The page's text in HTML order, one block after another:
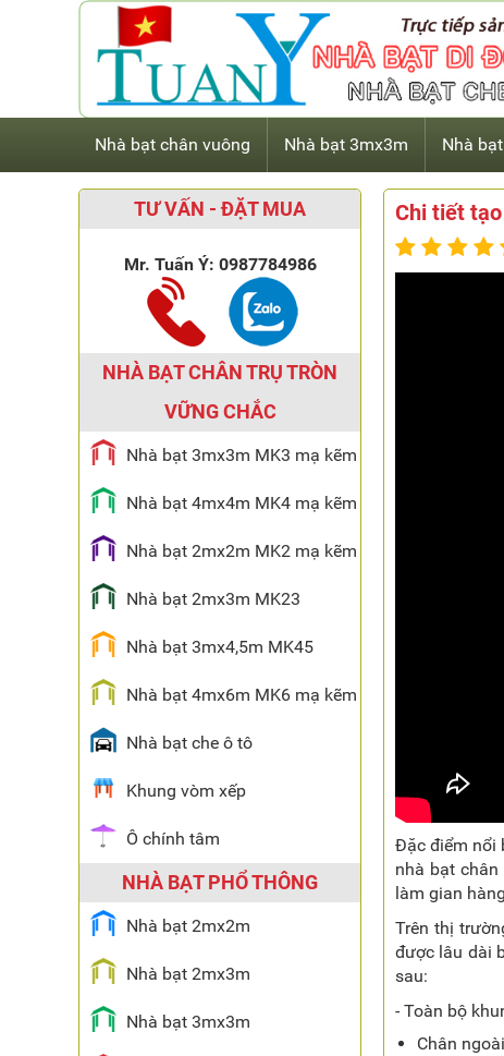
Nhà bạt chân vuông Nhà bạt 3mx3m Nhà
Chi tiết
Đặc điểm nổi
nhà bạt
làm gian
Trên thị
được lâu dài
sau:
- Toàn bộ
Chân
TƯ VẤN - ĐẶT MUA
Mr. Tuấn Ý: 0987784986
NHÀ BẠT CHÂN TRỤ TRÒN
VỮNG CHẮC
Nhà bạt 3mx3m MK3 mạ kẽm
Nhà bạt 4mx4m MK4 mạ kẽm
Nhà bạt 2mx2m MK2 mạ kẽm
Nhà bạt 2mx3m MK23
Nhà bạt 3mx4,5m MK45
Nhà bạt 4mx6m MK6 mạ kẽm
Nhà bạt che ô tô
Khung vòm xếp
Ô chính tâm
NHÀ BẠT PHỔ THÔNG
Nhà bạt 2mx2m
Nhà bạt 2mx3m
Nhà bạt 3mx3m